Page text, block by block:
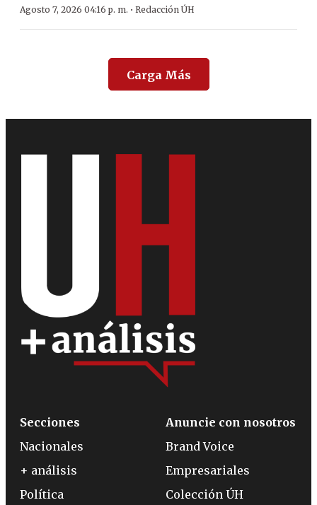
Agosto 7, 2026 04:16 p. m. · Redacción ÚH
Carga Más
Secciones
Nacionales
+ análisis
Política
Anuncie con nosotros
Brand Voice
Empresariales
Colección ÚH